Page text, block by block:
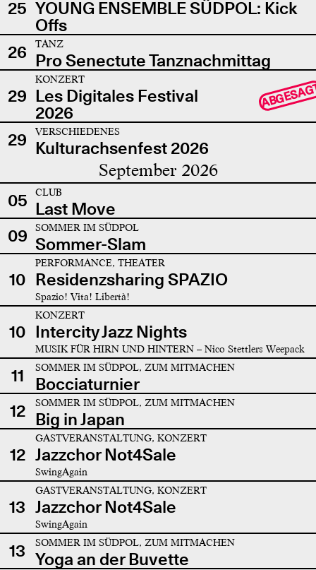
25 YOUNG ENSEMBLE SÜDPOL: Kick
Offs
26
TANZ
Pro Senectute Tanznachmittag
29
KONZERT
Les Digitales Festival
2026
29 VERSCHIEDENES
Kulturachsenfest 2026
September 2026
05 CLUB
Last Move
09
SOMMER IM SÜDPOL
Sommer-Slam
10
PERFORMANCE, THEATER
Residenzsharing SPAZIO
Spazio! Vita! Libertà!
10
KONZERT
Intercity Jazz Nights
MUSIK FÜR HIRN UND HINTERN – Nico Stettlers Weepack
11 SOMMER IM SÜDPOL, ZUM MITMACHEN
Bocciaturnier
12
SOMMER IM SÜDPOL, ZUM MITMACHEN
Big in Japan
12
GASTVERANSTALTUNG, KONZERT
Jazzchor Not4Sale
SwingAgain
13
GASTVERANSTALTUNG, KONZERT
Jazzchor Not4Sale
SwingAgain
13 SOMMER IM SÜDPOL, ZUM MITMACHEN
Yoga an der Buvette